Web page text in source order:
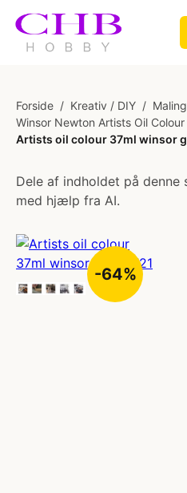
Forside / Kreativ / DIY /
Winsor Newton Artists Oil
Artists oil colour 37ml winsor
Dele af indholdet på
med hjælp fra AI.
-64%